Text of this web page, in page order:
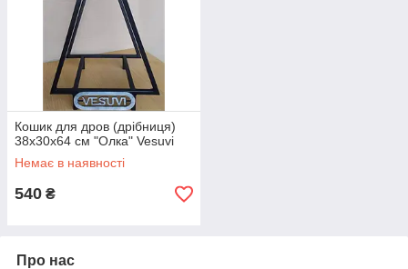
Кошик для дров (дрібниця)
38х30х64 см "Oлка" Vesuvi
Немає в наявності
540 ₴
Про нас